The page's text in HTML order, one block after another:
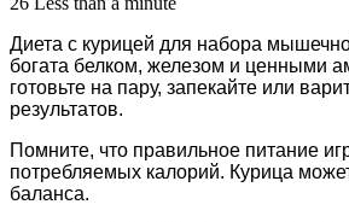
Диета с курицей для набора
богата белком, железом и ценными
готовьте на пару, запекайте или
результатов.
Помните, что правильное питание
потребляемых калорий. Курица
баланса.